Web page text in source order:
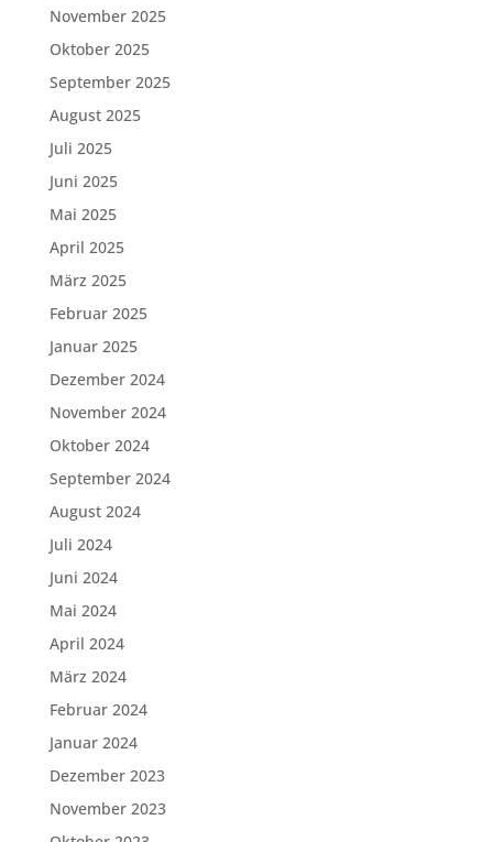
November 2025
Oktober 2025
September 2025
August 2025
Juli 2025
Juni 2025
Mai 2025
April 2025
März 2025
Februar 2025
Januar 2025
Dezember 2024
November 2024
Oktober 2024
September 2024
August 2024
Juli 2024
Juni 2024
Mai 2024
April 2024
März 2024
Februar 2024
Januar 2024
Dezember 2023
November 2023